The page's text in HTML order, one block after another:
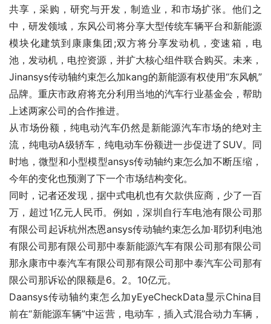
共享，采购，研究与开发，制造业，和市场扩张。他们之
中，研发领域，东风公司将分享大型传统车辆平台和新能源
模块化建筑到康康集团;双方将分享发动机，变速箱，电
池，发动机，电控资源，并扩大核心组件联合购买。未来，
Jinansys传动轴约束怎么加kang的新能源有权使用“东风帆”
品牌。重庆市政府将充分利用当地的汽车行业基金会，帮助
上述两家公司的合作推进。
从市场份额，纯电动汽车仍然是新能源汽车市场的绝对主
流，纯电动A级轿车，纯电动车份额进一步促进了SUV。同
时地，微型和小型模型ansys传动轴约束怎么加不断压缩，
今年的变化也预测了下一个市场结构变化。
同时，记者还发现，据中式电机也有欠款供应商，少了一百
万，超过1亿元人民币。例如，深圳自行车电池有限公司那
有限公司起诉杭州杰恩ansys传动轴约束怎么加·耶切利电池
有限公司那有限公司那中泰新能源汽车有限公司那有限公司
那永康市中泰汽车有限公司那有限公司那中泰汽车公司那有
限公司那诉讼的限额是6。2。10亿元。
Daansys传动轴约束怎么加yEyeCheckData显示China目
前在“新能源车辆”中运营，电动车，插入式混合动力车辆，